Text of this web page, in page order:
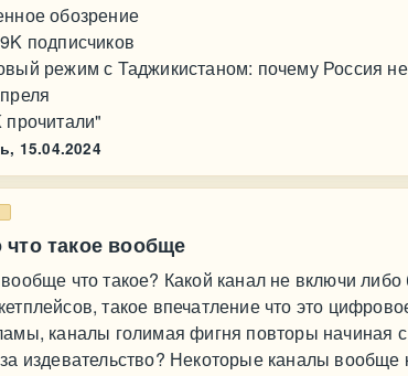
обозрение
подписчиков
режим с Таджикистаном: почему Россия
прочитали"
15.04.2024
что такое вообще
что такое? Какой канал не включи
такое впечатление что это
каналы голимая фигня повторы начиная
издевательство? Некоторые каналы вообще